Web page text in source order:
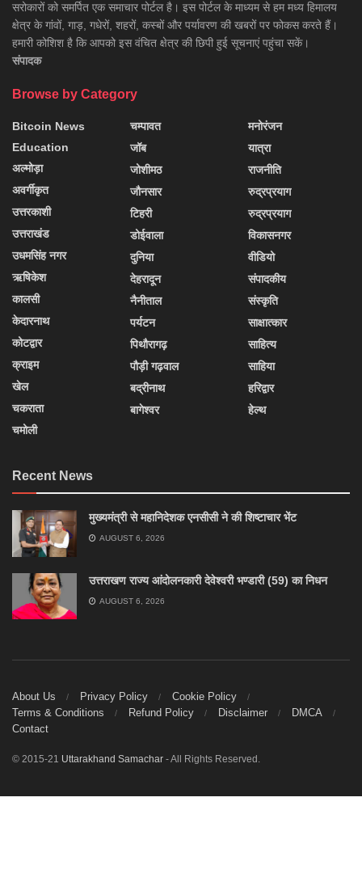
सरोकारों को समर्पित एक समाचार पोर्टल है। इस पोर्टल के माध्यम से हम मध्य हिमालय
क्षेत्र के गांवों, गाड़, गधेरों, शहरों, कस्बों और पर्यावरण की खबरों पर फोकस करते हैं।
हमारी कोशिश है कि आपको इस वंचित क्षेत्र की छिपी हुई सूचनाएं पहुंचा सकें।
संपादक
Browse by Category
Bitcoin News
Education
अल्मोड़ा
अवर्गीकृत
उत्तरकाशी
उत्तराखंड
उधमसिंह नगर
ऋषिकेश
कालसी
केदारनाथ
कोटद्वार
क्राइम
खेल
चकराता
चमोली
चम्पावत
जॉब
जोशीमठ
जौनसार
टिहरी
डोईवाला
दुनिया
देहरादून
नैनीताल
पर्यटन
पिथौरागढ़
पौड़ी गढ़वाल
बद्रीनाथ
बागेश्वर
मनोरंजन
यात्रा
राजनीति
रुद्रप्रयाग
रुद्रप्रयाग
विकासनगर
वीडियो
संपादकीय
संस्कृति
साक्षात्कार
साहित्य
साहिया
हरिद्वार
हेल्थ
Recent News
मुख्यमंत्री से महानिदेशक एनसीसी ने की शिष्टाचार भेंट
AUGUST 6, 2026
उत्तराखण राज्य आंदोलनकारी देवेश्वरी भण्डारी (59) का निधन
AUGUST 6, 2026
About Us Privacy Policy
Cookie Policy
Terms & Conditions
Refund Policy Disclaimer
DMCA
Contact
© 2015-21 Uttarakhand Samachar - All Rights Reserved.